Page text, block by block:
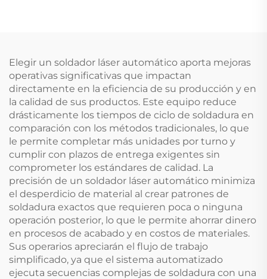
Elegir un soldador láser automático aporta mejoras
operativas significativas que impactan
directamente en la eficiencia de su producción y en
la calidad de sus productos. Este equipo reduce
drásticamente los tiempos de ciclo de soldadura en
comparación con los métodos tradicionales, lo que
le permite completar más unidades por turno y
cumplir con plazos de entrega exigentes sin
comprometer los estándares de calidad. La
precisión de un soldador láser automático minimiza
el desperdicio de material al crear patrones de
soldadura exactos que requieren poca o ninguna
operación posterior, lo que le permite ahorrar dinero
en procesos de acabado y en costos de materiales.
Sus operarios apreciarán el flujo de trabajo
simplificado, ya que el sistema automatizado
ejecuta secuencias complejas de soldadura con una